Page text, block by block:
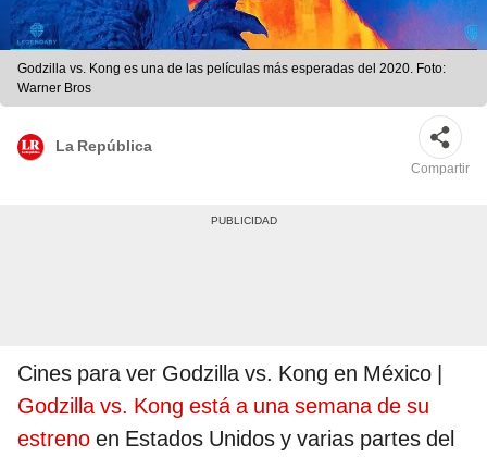
Godzilla vs. Kong es una de las películas más esperadas del 2020. Foto:
Warner Bros
La República
Compartir
Cines para ver Godzilla vs. Kong en México |
Godzilla vs. Kong está a una semana de su
estreno en Estados Unidos y varias partes del